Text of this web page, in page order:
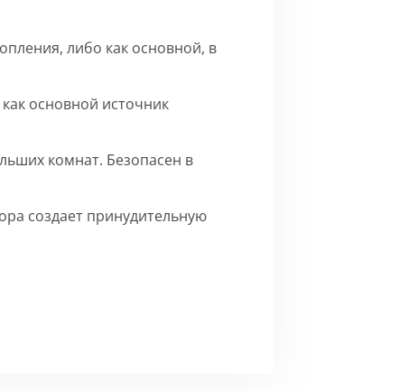
либо как основной, в
основной источник
комнат. Безопасен в
создает принудительную